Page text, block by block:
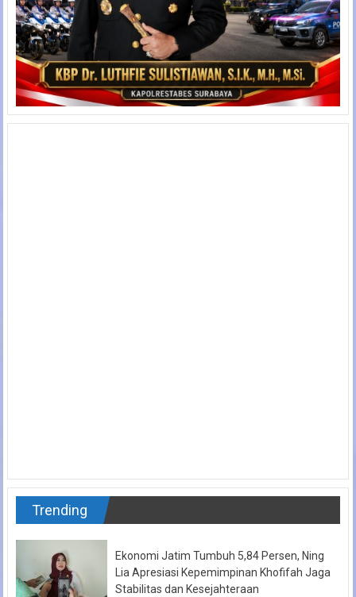
Trending
Ekonomi Jatim Tumbuh 5,84 Persen, Ning
Lia Apresiasi Kepemimpinan Khofifah Jaga
Stabilitas dan Kesejahteraan